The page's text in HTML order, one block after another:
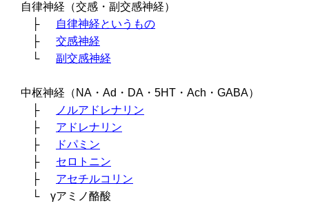
自律神経（交感・副交感神経）
├
自律神経というもの
├
交感神経
└
副交感神経
中枢神経（NA・Ad・DA・5HT・Ach・GABA）
├
ノルアドレナリン
├
アドレナリン
├
ドパミン
├
セロトニン
├
アセチルコリン
└ γアミノ酪酸